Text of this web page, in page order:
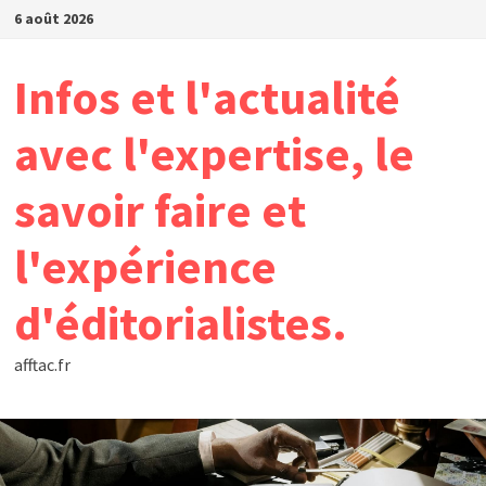
Passer
6 août 2026
Infos et l'actualité
avec l'expertise, le
savoir faire et
l'expérience
d'éditorialistes.
afftac.fr